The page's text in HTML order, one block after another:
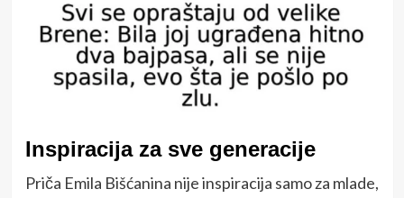
Inspiracija za sve generacije
Priča Emila Bišćanina nije inspiracija samo za mlade,